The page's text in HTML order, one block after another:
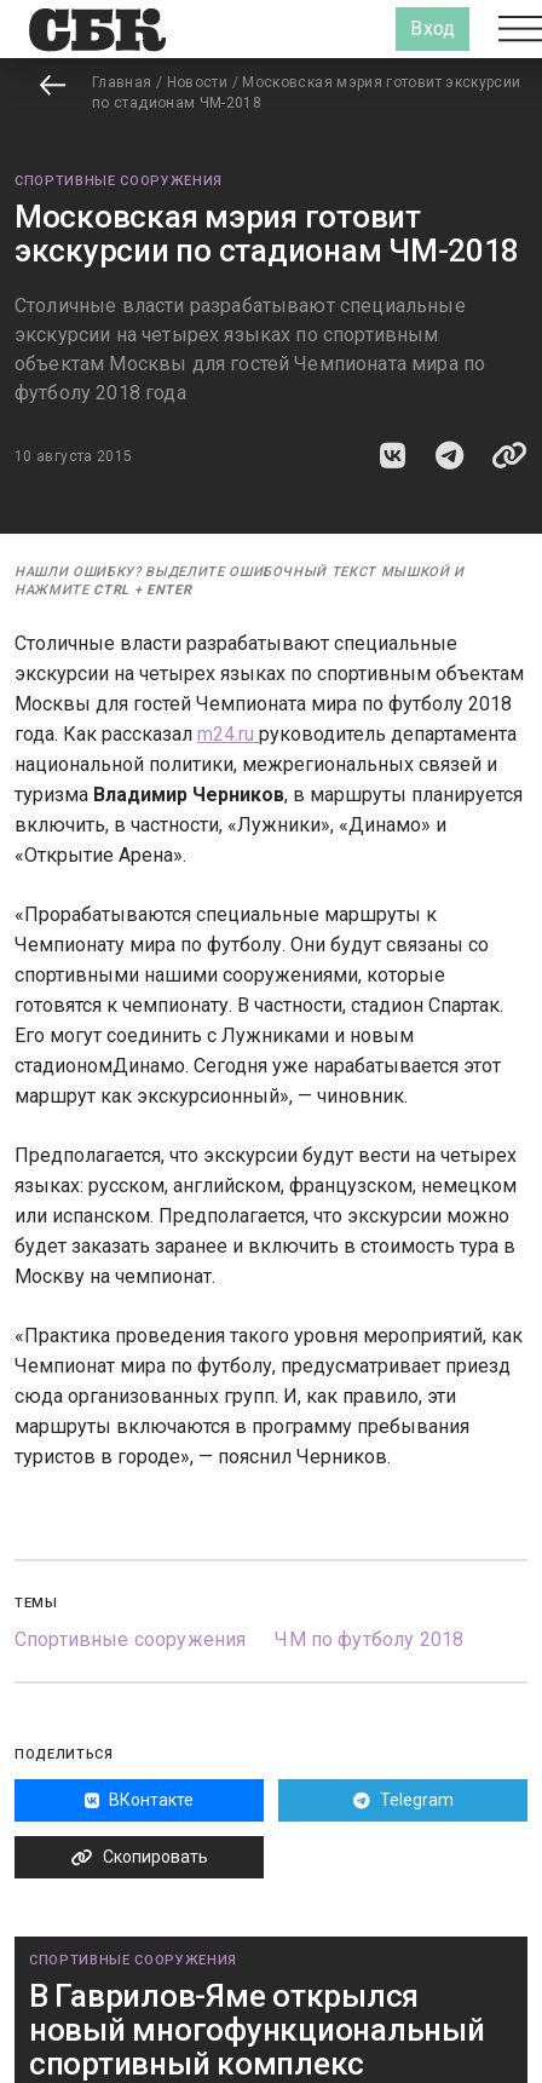
Вход
Главная / Новости / Московская мэрия готовит экскурсии
по стадионам ЧМ-2018
СПОРТИВНЫЕ СООРУЖЕНИЯ
Московская мэрия готовит
экскурсии по стадионам ЧМ-2018
Столичные власти разрабатывают специальные
экскурсии на четырех языках по спортивным
объектам Москвы для гостей Чемпионата мира по
футболу 2018 года
10 августа 2015
НАШЛИ ОШИБКУ? ВЫДЕЛИТЕ ОШИБОЧНЫЙ ТЕКСТ МЫШКОЙ И
НАЖМИТЕ CTRL + ENTER
Столичные власти разрабатывают специальные
экскурсии на четырех языках по спортивным объектам
Москвы для гостей Чемпионата мира по футболу 2018
года. Как рассказал m24.ru руководитель департамента
национальной политики, межрегиональных связей и
туризма Владимир Черников, в маршруты планируется
включить, в частности, «Лужники», «Динамо» и
«Открытие Арена».
«Прорабатываются специальные маршруты к
Чемпионату мира по футболу. Они будут связаны со
спортивными нашими сооружениями, которые
готовятся к чемпионату. В частности, стадион Спартак.
Его могут соединить с Лужниками и новым
стадиономДинамо. Сегодня уже нарабатывается этот
маршрут как экскурсионный», — чиновник.
Предполагается, что экскурсии будут вести на четырех
языках: русском, английском, французском, немецком
или испанском. Предполагается, что экскурсии можно
будет заказать заранее и включить в стоимость тура в
Москву на чемпионат.
«Практика проведения такого уровня мероприятий, как
Чемпионат мира по футболу, предусматривает приезд
сюда организованных групп. И, как правило, эти
маршруты включаются в программу пребывания
туристов в городе», — пояснил Черников.
ТЕМЫ
Спортивные сооружения ЧМ по футболу 2018
ПОДЕЛИТЬСЯ
ВКонтакте Telegram
Скопировать
СПОРТИВНЫЕ СООРУЖЕНИЯ
В Гаврилов-Яме открылся
новый многофункциональный
спортивный комплекс